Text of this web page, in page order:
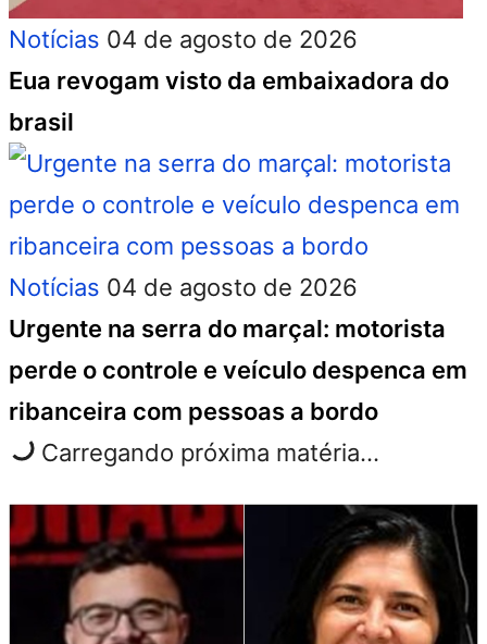
Notícias 04 de agosto de 2026
Eua revogam visto da embaixadora do
brasil
Notícias 04 de agosto de 2026
Urgente na serra do marçal: motorista
perde o controle e veículo despenca em
ribanceira com pessoas a bordo
Carregando próxima matéria...